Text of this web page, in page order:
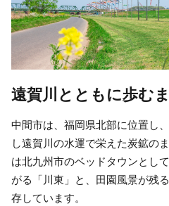
遠賀川とともに歩む
中間市は、福岡県北部に位置し
し遠賀川の水運で栄えた炭鉱の
は北九州市のベッドタウンとし
がる「川東」と、田園風景が残
存しています。